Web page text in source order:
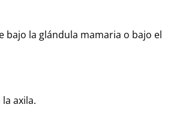
la glándula mamaria o bajo el
axila.